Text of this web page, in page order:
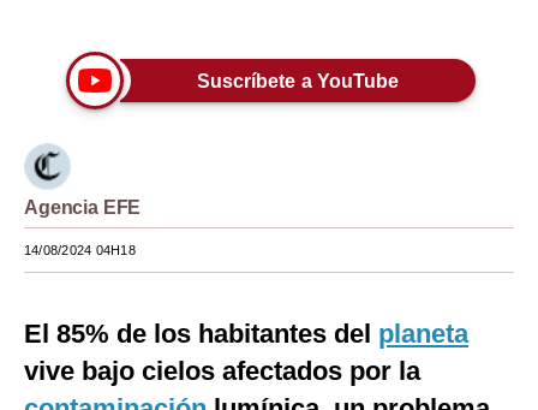
Tendencias
Lujo
Viajes
Moda
Estilos
México
Suscríbete a YouTube
Agencia EFE
14/08/2024 04H18
El 85% de los habitantes del planeta
vive bajo cielos afectados por la